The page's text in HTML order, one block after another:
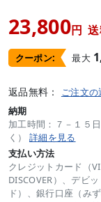
23,800円
クーポン: 最大
返品無料： ご注文
納期
加工時間：７－１５
く） 詳細を見る
支払い方法
クレジットカード（
DISCOVER）、デビ
ド）、銀行口座（み